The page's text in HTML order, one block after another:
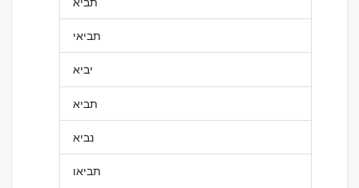
תביאי
יביא
תביא
נביא
תביאו